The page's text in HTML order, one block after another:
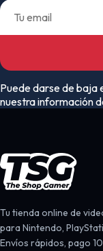
Puede darse de baja
nuestra información
Tu tienda online de
para Nintendo,
Envíos rápidos, pago